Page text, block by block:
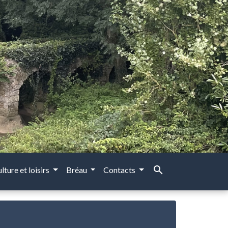
et loisirs Bréau Contacts search